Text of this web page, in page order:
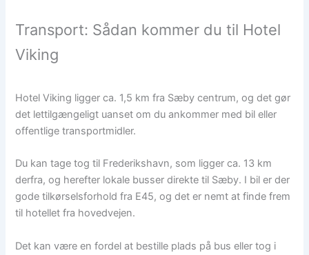
Transport: Sådan kommer du til Hotel
Viking
Hotel Viking ligger ca. 1,5 km fra Sæby centrum, og det gør
det lettilgængeligt uanset om du ankommer med bil eller
offentlige transportmidler.
Du kan tage tog til Frederikshavn, som ligger ca. 13 km
derfra, og herefter lokale busser direkte til Sæby. I bil er der
gode tilkørselsforhold fra E45, og det er nemt at finde frem
til hotellet fra hovedvejen.
Det kan være en fordel at bestille plads på bus eller tog i